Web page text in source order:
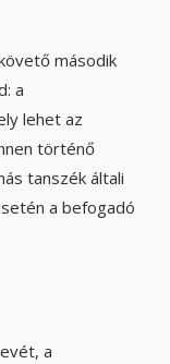
második
a
lehet az
történő
tanszék általi
a befogadó
a